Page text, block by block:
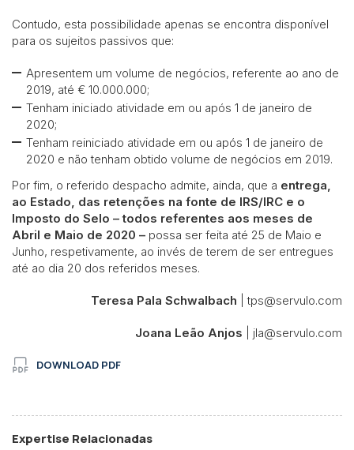
Contudo, esta possibilidade apenas se encontra disponível
para os sujeitos passivos que:
Apresentem um volume de negócios, referente ao ano de
2019, até € 10.000.000;
Tenham iniciado atividade em ou após 1 de janeiro de
2020;
Tenham reiniciado atividade em ou após 1 de janeiro de
2020 e não tenham obtido volume de negócios em 2019.
Por fim, o referido despacho admite, ainda, que a entrega,
ao Estado, das retenções na fonte de IRS/IRC e o
Imposto do Selo – todos referentes aos meses de
Abril e Maio de 2020 – possa ser feita até 25 de Maio e
Junho, respetivamente, ao invés de terem de ser entregues
até ao dia 20 dos referidos meses.
Teresa Pala Schwalbach | tps@servulo.com
Joana Leão Anjos | jla@servulo.com
DOWNLOAD PDF
Expertise Relacionadas